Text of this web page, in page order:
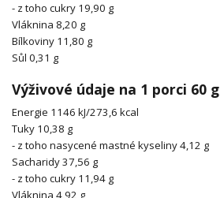
- z toho cukry 19,90 g
Vláknina 8,20 g
Bílkoviny 11,80 g
Sůl 0,31 g
Výživové údaje na 1 porci 60 g
Energie 1146 kJ/273,6 kcal
Tuky 10,38 g
- z toho nasycené mastné kyseliny 4,12 g
Sacharidy 37,56 g
- z toho cukry 11,94 g
Vláknina 4,92 g